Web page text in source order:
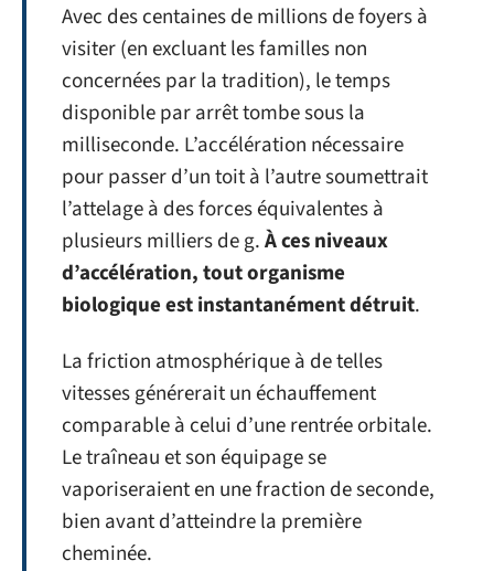
Avec des centaines de millions de foyers à
visiter (en excluant les familles non
concernées par la tradition), le temps
disponible par arrêt tombe sous la
milliseconde. L’accélération nécessaire
pour passer d’un toit à l’autre soumettrait
l’attelage à des forces équivalentes à
plusieurs milliers de g.À ces niveaux
d’accélération, tout organisme
biologique est instantanément détruit.
La friction atmosphérique à de telles
vitesses générerait un échauffement
comparable à celui d’une rentrée orbitale.
Le traîneau et son équipage se
vaporiseraient en une fraction de seconde,
bien avant d’atteindre la première
cheminée.